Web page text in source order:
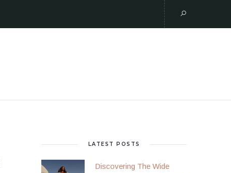
LATEST POSTS
Discovering The Wide